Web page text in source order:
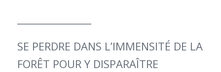
SE PERDRE DANS L’IMMENSITÉ DE LA
FORÊT POUR Y DISPARAÎTRE